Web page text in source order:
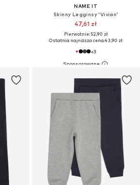
NAME IT
Skinny Legginsy 'Vivian'
47,61 zł
Pierwotnie: 52,90 zł
Ostatnia najniższa cena:43,90 zł
+3